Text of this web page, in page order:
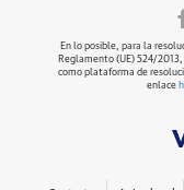
En lo posible, para la
Reglamento (UE) 524/
como plataforma de
enlace